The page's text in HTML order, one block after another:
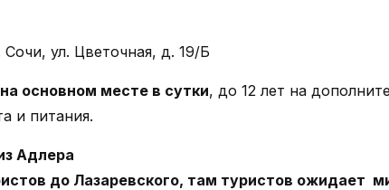
ул. Цветочная, д. 19/Б
основном месте в сутки, до 12 лет на
и питания.
Адлера
до Лазаревского, там туристов ожидает